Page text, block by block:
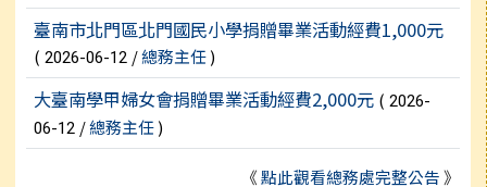
臺南市北門區北門國民小學捐贈畢業活動經費1,000元
( 2026-06-12 /總務主任)
大臺南學甲婦女會捐贈畢業活動經費2,000元 ( 2026-
06-12 /總務主任)
《點此觀看總務處完整公告》